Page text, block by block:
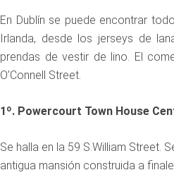
En Dublín se puede encontrar
Irlanda, desde los jerseys de
prendas de vestir de lino. El
O’Connell Street.
1º. Powercourt Town House
Se halla en la 59 S.William Street.
antigua mansión construida a